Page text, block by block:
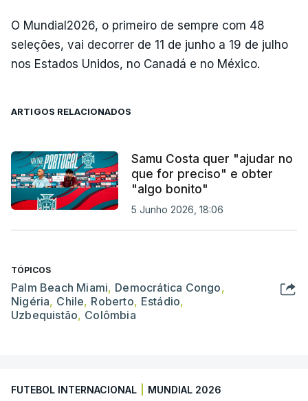
O Mundial2026, o primeiro de sempre com 48
seleções, vai decorrer de 11 de junho a 19 de julho
nos Estados Unidos, no Canadá e no México.
ARTIGOS RELACIONADOS
Samu Costa quer "ajudar no
que for preciso" e obter
"algo bonito"
5 Junho 2026, 18:06
TÓPICOS
Palm Beach Miami, Democrática Congo,
Nigéria, Chile, Roberto, Estádio,
Uzbequistão, Colômbia
FUTEBOL INTERNACIONAL MUNDIAL 2026